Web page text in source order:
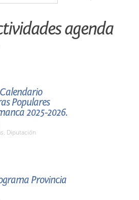
agenda
Populares
2025-2026.
Diputación
Provincia